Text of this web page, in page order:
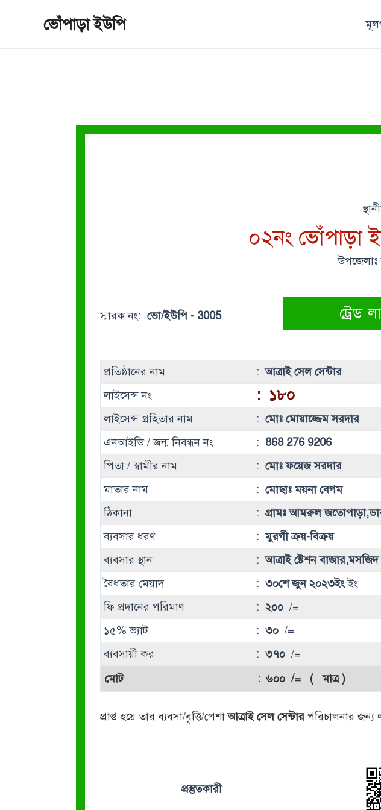
ভোঁপাড়া ইউপি
০২নং ভোঁপাড়া
উপজেলাঃ
স্মারক নং: ভো/ইউপি - 3005 ট্রেড
প্রতিষ্ঠানের নাম :আত্রাই সেল সেন্টার
লাইসেন্স নং
: ১৮০
লাইসেন্স গ্রহিতার নাম : মোঃ মোয়াজ্জেম সরদার
এনআইডি / জন্ম নিবন্ধন নং
: 868 276 9206
পিতা / স্বামীর নাম
: মোঃ ফয়েজ সরদার
মাতার নাম
: মোছাঃ ময়না বেগম
ঠিকানা
: গ্রামঃ আমরুল
ব্যবসার ধরণ
:মুরগী ক্রয়-বিক্রয়
ব্যবসার স্থান
:আত্রাই ষ্টেশন বাজার,মসজিদ
বৈধতার মেয়াদ
: ৩০শে জুন ২০২৩ইংইং
ফি প্রদানের পরিমাণ
: ২০০ /=
১৫% ভ্যাট
: ৩০ /=
ব্যবসায়ী কর
: ৩৭০ /=
মোট
:৬০০ /= ( মাত্র )
প্রাপ্ত হয়ে তার ব্যবসা/বৃত্তি/পেশাআত্রাই সেল সেন্টারপরিচালনার জন্য
প্রস্তুতকারী